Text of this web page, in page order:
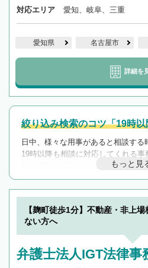
対応エリア 愛知、岐阜、三重
愛知県 名古屋市
詳細を
絞り込み検索のコツ「19時
日中、様々な用事があると相談する
19時以降も相談に対応してくれる事
遅い時間の相談が増えそうな場合は
んで検索してみましょう。
19時以降TEL
を加えて
もっと見
【麹町徒歩1分】不動産・非上
ない方へ
弁護士法人IGT法律事